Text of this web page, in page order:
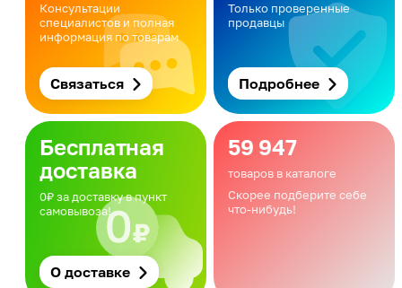
Консультации
специалистов и полная
информация по товарам
Связаться
Только проверенные
продавцы
Подробнее
Бесплатная
доставка
0₽ за доставку в пункт
самовывоза!
О доставке
59 947
товаров в каталоге
Скорее подберите себе
что-нибудь!